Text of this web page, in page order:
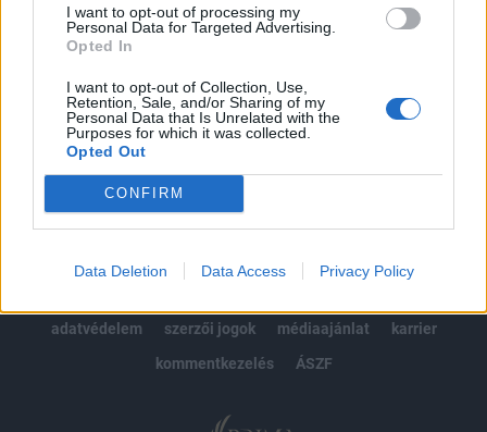
I want to opt-out of processing my
Personal Data for Targeted Advertising.
Opted In
I want to opt-out of Collection, Use,
Retention, Sale, and/or Sharing of my
Personal Data that Is Unrelated with the
Purposes for which it was collected.
Opted Out
CONFIRM
Data Deletion Data Access Privacy Policy
Előfizetés
MÁR ELŐFIZETŐNK VAGY?BEJELENTKEZÉS
adatvédelem
szerzői jogok médiaajánlat
karrier
kommentkezelés
ÁSZF